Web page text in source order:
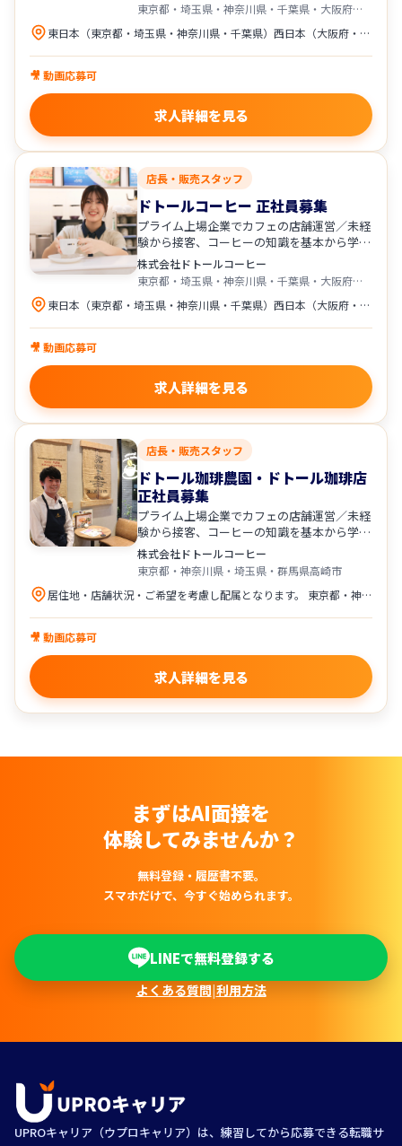
東京都・埼玉県・神奈川県・千葉県・大阪府・兵庫県・広島県・愛知県
東日本（東京都・埼玉県・神奈川県・千葉県）西日本（大阪府・兵庫県・広島県・愛知県）にある 「ドトールコーヒーショップ」「エクセルシオール カフェ」の直営店舗への配属となります。 居住地・店舗状況・ご希望を考慮し配属となります。
🎥 動画応募可
求人詳細を見る
店長・販売スタッフ
ドトールコーヒー 正社員募集
プライム上場企業でカフェの店舗運営／未経
験から接客、コーヒーの知識を基本から学べ
ます！
株式会社ドトールコーヒー
東京都・埼玉県・神奈川県・千葉県・大阪府・兵庫県・広島県・愛知県
東日本（東京都・埼玉県・神奈川県・千葉県）西日本（大阪府・兵庫県・広島県・愛知県）にある 「ドトールコーヒーショップ」「エクセルシオール カフェ」の直営店舗への配属となります。 居住地・店舗状況・ご希望を考慮し配属となります。
🎥 動画応募可
求人詳細を見る
店長・販売スタッフ
ドトール珈琲農園・ドトール珈琲店
正社員募集
プライム上場企業でカフェの店舗運営／未経
験から接客、コーヒーの知識を基本から学べ
ます！
株式会社ドトールコーヒー
東京都・神奈川県・埼玉県・群馬県高崎市
居住地・店舗状況・ご希望を考慮し配属となります。 東京都・神奈川県・埼玉県・群馬県高崎市※（マイカー通勤可）にある「ドトール珈琲店」「ドトール珈琲農園」の直営店舗への配属となります。
🎥 動画応募可
求人詳細を見る
まずはAI面接を
体験してみませんか？
無料登録・履歴書不要。
スマホだけで、今すぐ始められます。
LINEで無料登録する
よくある質問|利用方法
UPROキャリア（ウプロキャリア）は、練習してから応募できる転職サ